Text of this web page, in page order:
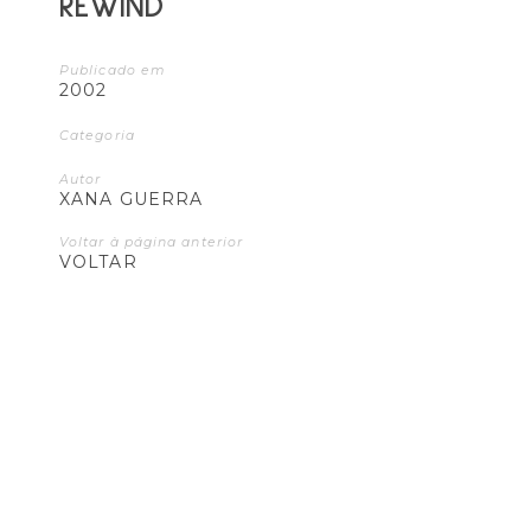
REWIND
Publicado em
2002
Categoria
Autor
XANA GUERRA
Voltar à página anterior
VOLTAR